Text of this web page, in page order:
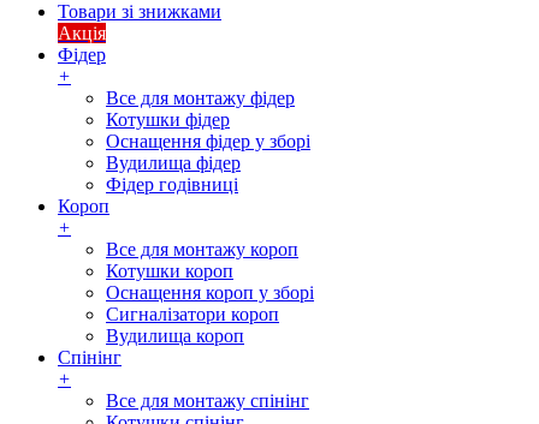
Товари зі знижками
Акція
Фідер
+
Все для монтажу фідер
Котушки фідер
Оснащення фідер у зборі
Вудилища фідер
Фідер годівниці
Короп
+
Все для монтажу короп
Котушки короп
Оснащення короп у зборі
Сигналізатори короп
Вудилища короп
Спінінг
+
Все для монтажу спінінг